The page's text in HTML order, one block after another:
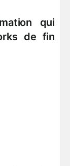
qui
de fin